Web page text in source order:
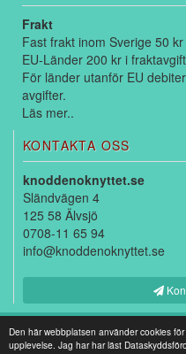
Den här webbplatsen använder cookies
upplevelse. Jag har har läst
Frakt
Fast frakt inom Sverige 50
EU-Länder 200 kr i
För länder utanför EU
avgifter.
Läs mer..
KONTAKTA OSS
knoddenoknyttet.se
Sländvägen 4
125 58 Älvsjö
0708-11 65 94
info@knoddenoknyttet.se
Copyright © 2026